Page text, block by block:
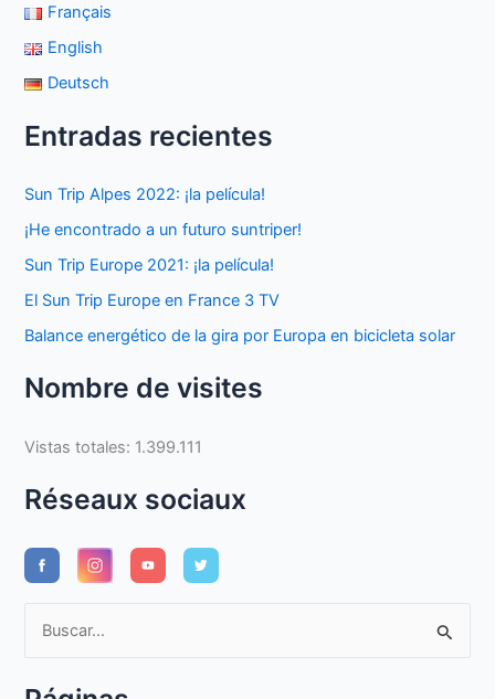
Français
English
Deutsch
Entradas recientes
Sun Trip Alpes 2022: ¡la película!
¡He encontrado a un futuro suntriper!
Sun Trip Europe 2021: ¡la película!
El Sun Trip Europe en France 3 TV
Balance energético de la gira por Europa en bicicleta solar
Nombre de visites
Vistas totales: 1.399.111
Réseaux sociaux